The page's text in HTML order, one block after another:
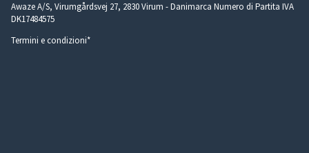
Awaze A/S, Virumgårdsvej 27, 2830 Virum - Danimarca Numero di Partita IVA
DK17484575
Termini e condizioni*